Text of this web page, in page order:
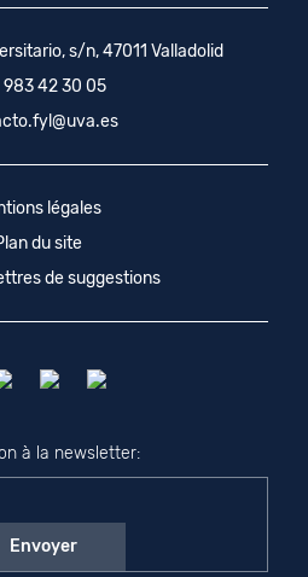
s/n, 47011 Valladolid
42 30 05
légales
du site
de suggestions
à la newsletter: